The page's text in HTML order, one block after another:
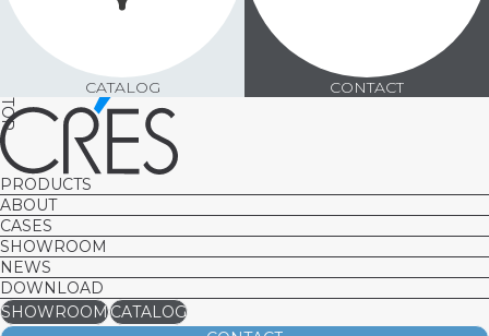
CATALOG
CATALOG
CONTACT
PRODUCTS
ABOUT
CASES
SHOWROOM
NEWS
DOWNLOAD
SHOWROOMCATALOG